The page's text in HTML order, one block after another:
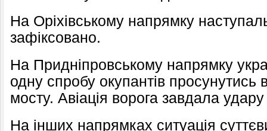
На Оріхівському напрямку
зафіксовано.
На Придніпровському напрямку
одну спробу окупантів просунутись
мосту. Авіація ворога завдала
На інших напрямках ситуація